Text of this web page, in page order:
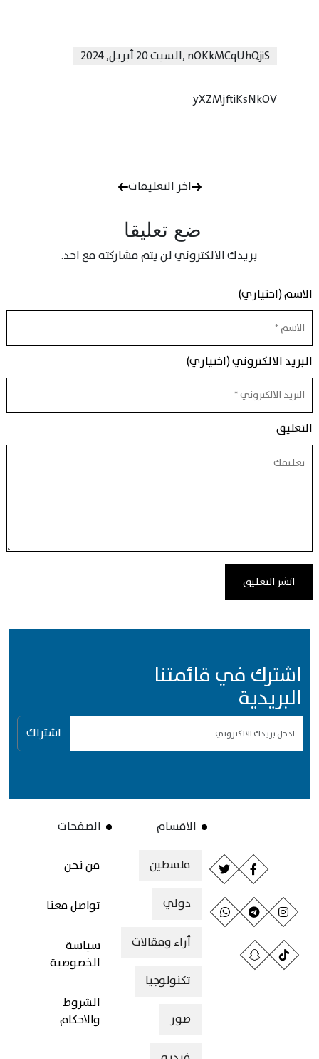
nOKkMCqUhQjiS
, السبت 20 أبريل, 2024
yXZMjftiKsNkOV
اخر التعليقات
ضع تعليقا
بريدك الالكتروني لن يتم مشاركته مع احد.
الاسم (اختياري)
البريد الالكتروني (اختياري)
التعليق
اشترك في قائمتنا
البريدية
اشتراك
الاقسام
فلسطين
دولي
أراء ومقالات
تكنولوجيا
صور
الصفحات
من نحن
تواصل معنا
سياسة
الخصوصية
الشروط
والاحكام